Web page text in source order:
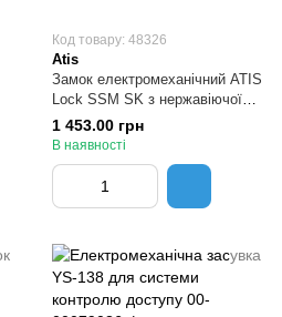
Код товару: 48326
Atis
Замок електромеханічний ATIS
Lock SSM SK з нержавіючої
сталі
1 453.00 грн
В наявності